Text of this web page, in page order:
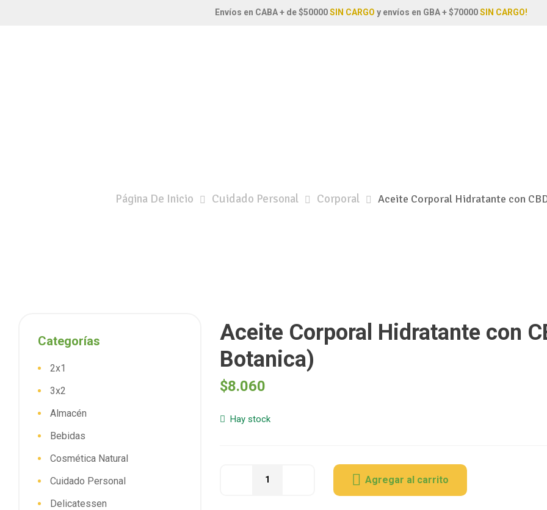
Envíos en CABA + de $50000SIN CARGO y envíos en GBA + $70000SIN CARGO!
Página De Inicio Cuidado Personal Corporal Aceite Corporal Hidratante con
Aceite Corporal Hidratante con
Botanica)
$8.060
Hay stock
Agregar al carrito
Categorías
2x1
3x2
Almacén
Bebidas
Cosmética Natural
Cuidado Personal
Delicatessen